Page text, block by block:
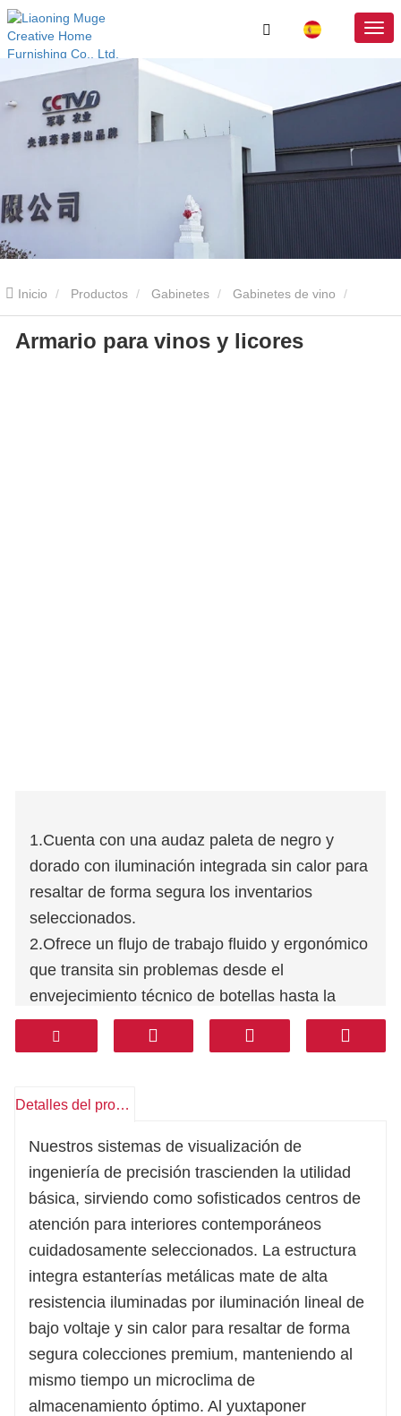
Inicio Productos Gabinetes Gabinetes de vino
Armario para vinos y licores
Armario para vinos y licores
1.Cuenta con una audaz paleta de negro y
dorado con iluminación integrada sin calor para
resaltar de forma segura los inventarios
seleccionados.
2.Ofrece un flujo de trabajo fluido y ergonómico
que transita sin problemas desde el
envejecimiento técnico de botellas hasta la
coctelería activa.
3.Incorpora un perfil de esquina curvado de
una barra de luz familiar premium.
ecológicos certificados, permite a los
especificadores de proyectos implementar sin
problemas nuestraunidad de almacenamiento
de vino minimalista sin manijas con
iluminación LED ambiental integradaen
propiedades de lujo.
Detalles del producto
Nuestros sistemas de visualización de
ingeniería de precisión trascienden la utilidad
básica, sirviendo como sofisticados centros de
atención para interiores contemporáneos
cuidadosamente seleccionados. La estructura
integra estanterías metálicas mate de alta
resistencia iluminadas por iluminación lineal de
bajo voltaje y sin calor para resaltar de forma
segura colecciones premium, manteniendo al
mismo tiempo un microclima de
almacenamiento óptimo. Al yuxtaponer